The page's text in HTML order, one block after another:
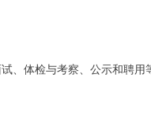
体检与考察、公示和聘用